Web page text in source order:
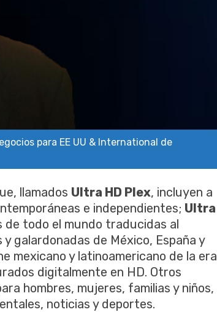
para EE UU & International de
llamados Ultra HD Plex, incluyen a
e independientes; Ultra
de todo el mundo traducidas al
galardonadas de México, España y
mexicano y latinoamericano de la era
digitalmente en HD. Otros
hombres, mujeres, familias y niños,
noticias y deportes.